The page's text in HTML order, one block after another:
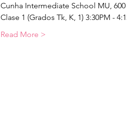
Cunha Intermediate School MU,
Clase 1 (Grados Tk, K, 1) 3:30PM -
Read More >